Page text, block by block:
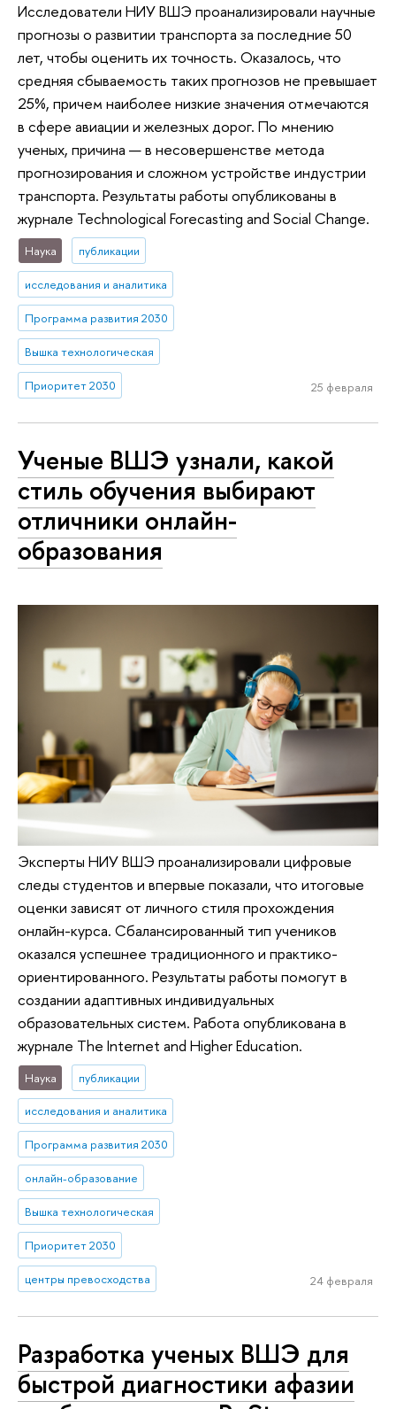
Исследователи НИУ ВШЭ проанализировали научные
прогнозы о развитии транспорта за последние 50
лет, чтобы оценить их точность. Оказалось, что
средняя сбываемость таких прогнозов не превышает
25%, причем наиболее низкие значения отмечаются
в сфере авиации и железных дорог. По мнению
ученых, причина — в несовершенстве метода
прогнозирования и сложном устройстве индустрии
транспорта. Результаты работы опубликованы в
журнале Technological Forecasting and Social Change.
Наука публикации
исследования и аналитика
Программа развития 2030
Вышка технологическая
Приоритет 2030 25 февраля
Ученые ВШЭ узнали, какой
стиль обучения выбирают
отличники онлайн-
образования
Эксперты НИУ ВШЭ проанализировали цифровые
следы студентов и впервые показали, что итоговые
оценки зависят от личного стиля прохождения
онлайн-курса. Сбалансированный тип учеников
оказался успешнее традиционного и практико-
ориентированного. Результаты работы помогут в
создании адаптивных индивидуальных
образовательных систем. Работа опубликована в
журнале The Internet and Higher Education.
Наука публикации
исследования и аналитика
Программа развития 2030
онлайн-образование
Вышка технологическая
Приоритет 2030
центры превосходства 24 февраля
Разработка ученых ВШЭ для
быстрой диагностики афазии